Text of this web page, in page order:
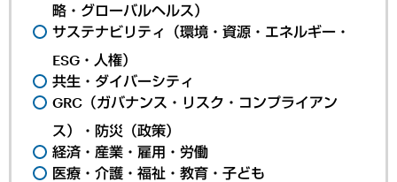
略・グローバルヘルス）
サステナビリティ（環境・資源・エネルギー・
ESG・人権）
共生・ダイバーシティ
GRC（ガバナンス・リスク・コンプライアン
ス）・防災（政策）
経済・産業・雇用・労働
医療・介護・福祉・教育・子ども